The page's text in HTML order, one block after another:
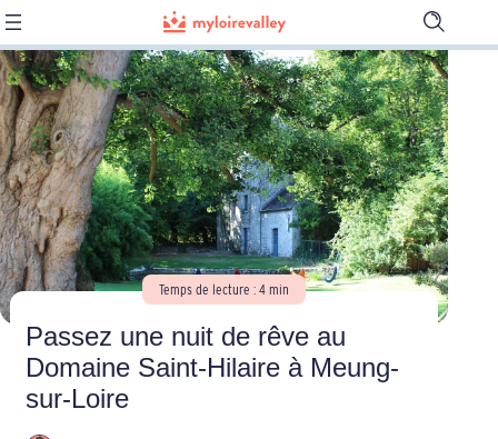
Ouvrir
la
barre
de
Temps de lecture : 4 min
Passez une nuit de rêve au
Domaine Saint-Hilaire à Meung-
sur-Loire